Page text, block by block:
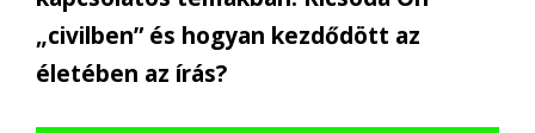
„civilben” és hogyan kezdődött az
életében az írás?